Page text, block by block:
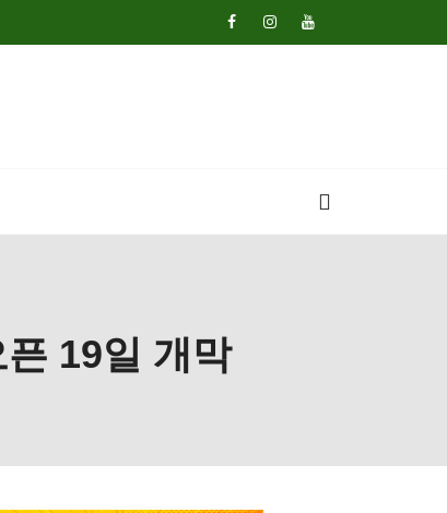
19일 개막